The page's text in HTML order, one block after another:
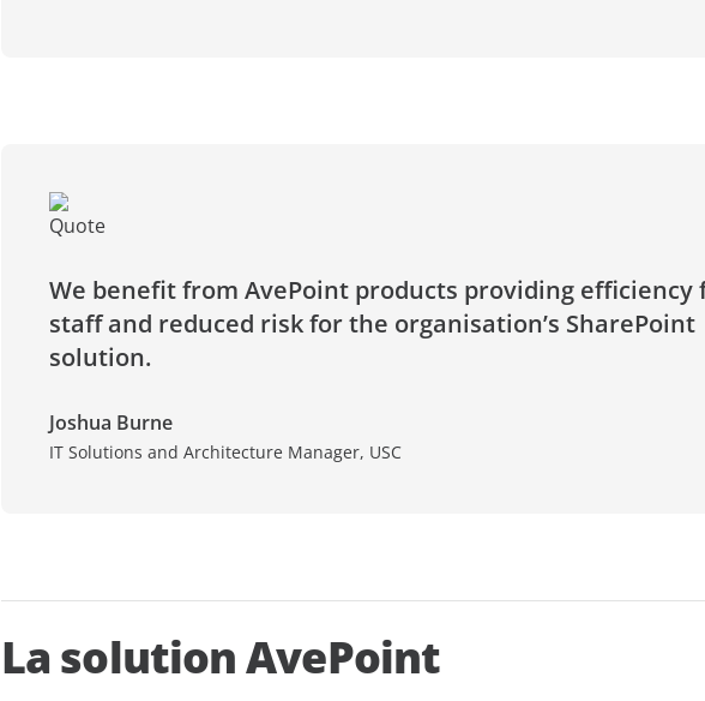
We benefit from AvePoint products providing efficiency
staff and reduced risk for the organisation’s SharePoint
solution.
Joshua Burne
IT Solutions and Architecture Manager, USC
La solution AvePoint